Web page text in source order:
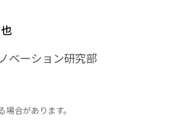
ベーション研究部
合があります。